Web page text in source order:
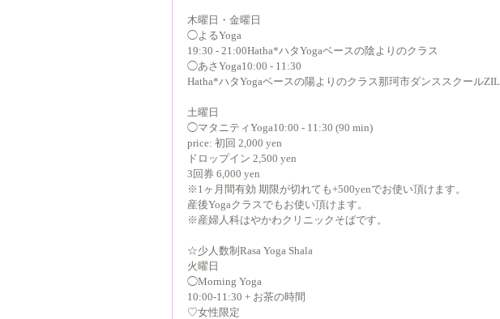
木曜日・金曜日
◯よるYoga
19:30 - 21:00Hatha*ハタYogaベースの陰よりのクラス
◯あさYoga10:00 - 11:30
Hatha*ハタYogaベースの陽よりのクラス那珂市ダンススクールZIL
土曜日
◯マタニティYoga10:00 - 11:30 (90 min)
price: 初回 2,000 yen
ドロップイン 2,500 yen
3回券 6,000 yen
※1ヶ月間有効 期限が切れても+500yenでお使い頂けます。
産後Yogaクラスでもお使い頂けます。
※産婦人科はやかわクリニックそばです。
☆少人数制Rasa Yoga Shala
火曜日
◯Morning Yoga
10:00-11:30 + お茶の時間
♡女性限定